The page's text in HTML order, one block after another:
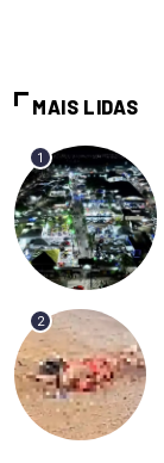
MAIS LIDAS
1
2